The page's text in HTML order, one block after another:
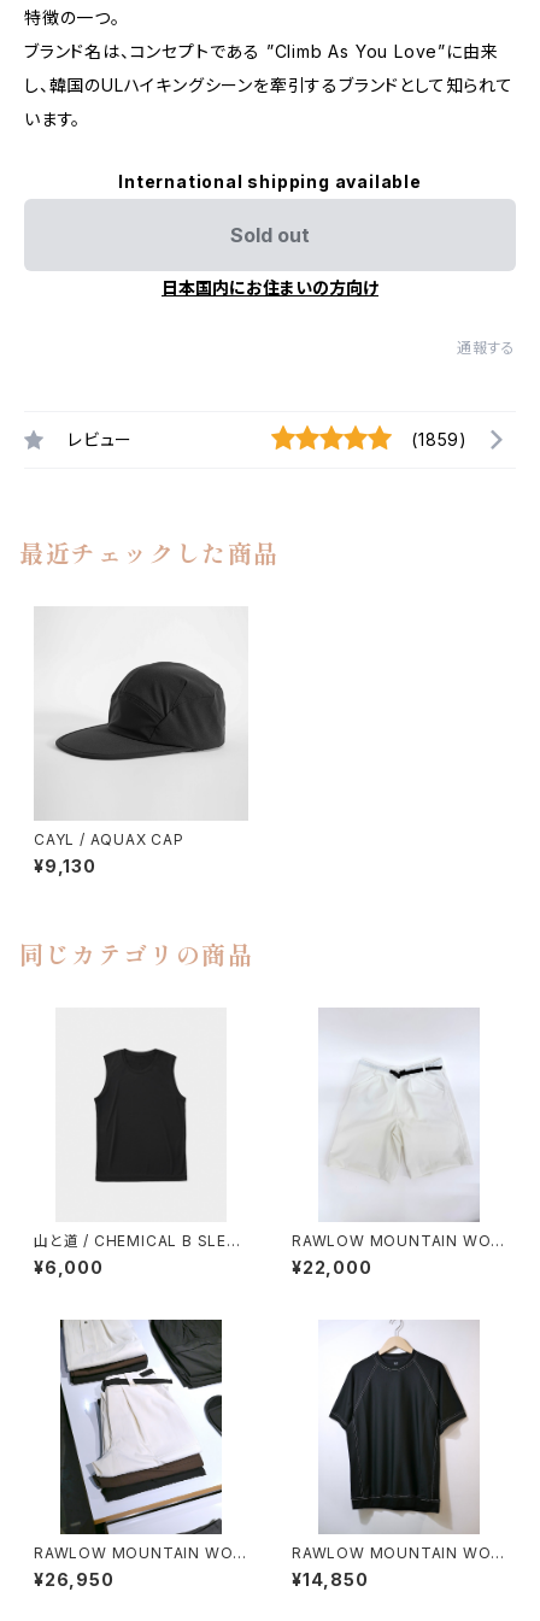
特徴の一つ。
ブランド名は、コンセプトである ”Climb As You Love”に由来
し、韓国のULハイキングシーンを牽引するブランドとして知られて
います。
International shipping available
Sold out
日本国内にお住まいの方向け
通報する
レビュー (1859)
最近チェックした商品
CAYL / AQUAX CAP
¥9,130
同じカテゴリの商品
山と道 / CHEMICAL B SLEEV
ELESS（MEN）
¥6,000
RAWLOW MOUNTAIN WOR
KS / HIKER GURKHA PANTS
¥22,000
RAWLOW MOUNTAIN WOR
KS / HIKER BAKER PANTS
¥26,950
RAWLOW MOUNTAIN WOR
KS / DAD LITE CREW
¥14,850